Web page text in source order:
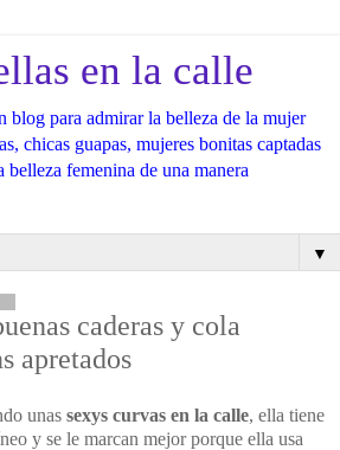
en la calle
blog para admirar la belleza de la mujer
chicas guapas, mujeres bonitas captadas
belleza femenina de una manera
▼
caderas y cola
apretados
unas sexys curvas en la calle, ella tiene
y se le marcan mejor porque ella usa